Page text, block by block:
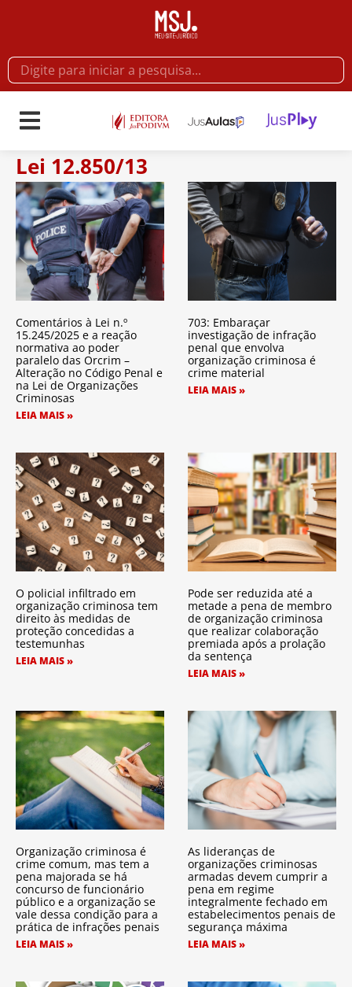
Lei 12.850/13
Comentários à Lei n.º
15.245/2025 e a reação
normativa ao poder
paralelo das Orcrim –
Alteração no Código Penal e
na Lei de Organizações
Criminosas
LEIA MAIS »
703: Embaraçar
investigação de infração
penal que envolva
organização criminosa é
crime material
LEIA MAIS »
O policial infiltrado em
organização criminosa tem
direito às medidas de
proteção concedidas a
testemunhas
LEIA MAIS »
Pode ser reduzida até a
metade a pena de membro
de organização criminosa
que realizar colaboração
premiada após a prolação
da sentença
LEIA MAIS »
Organização criminosa é
crime comum, mas tem a
pena majorada se há
concurso de funcionário
público e a organização se
vale dessa condição para a
prática de infrações penais
LEIA MAIS »
As lideranças de
organizações criminosas
armadas devem cumprir a
pena em regime
integralmente fechado em
estabelecimentos penais de
segurança máxima
LEIA MAIS »